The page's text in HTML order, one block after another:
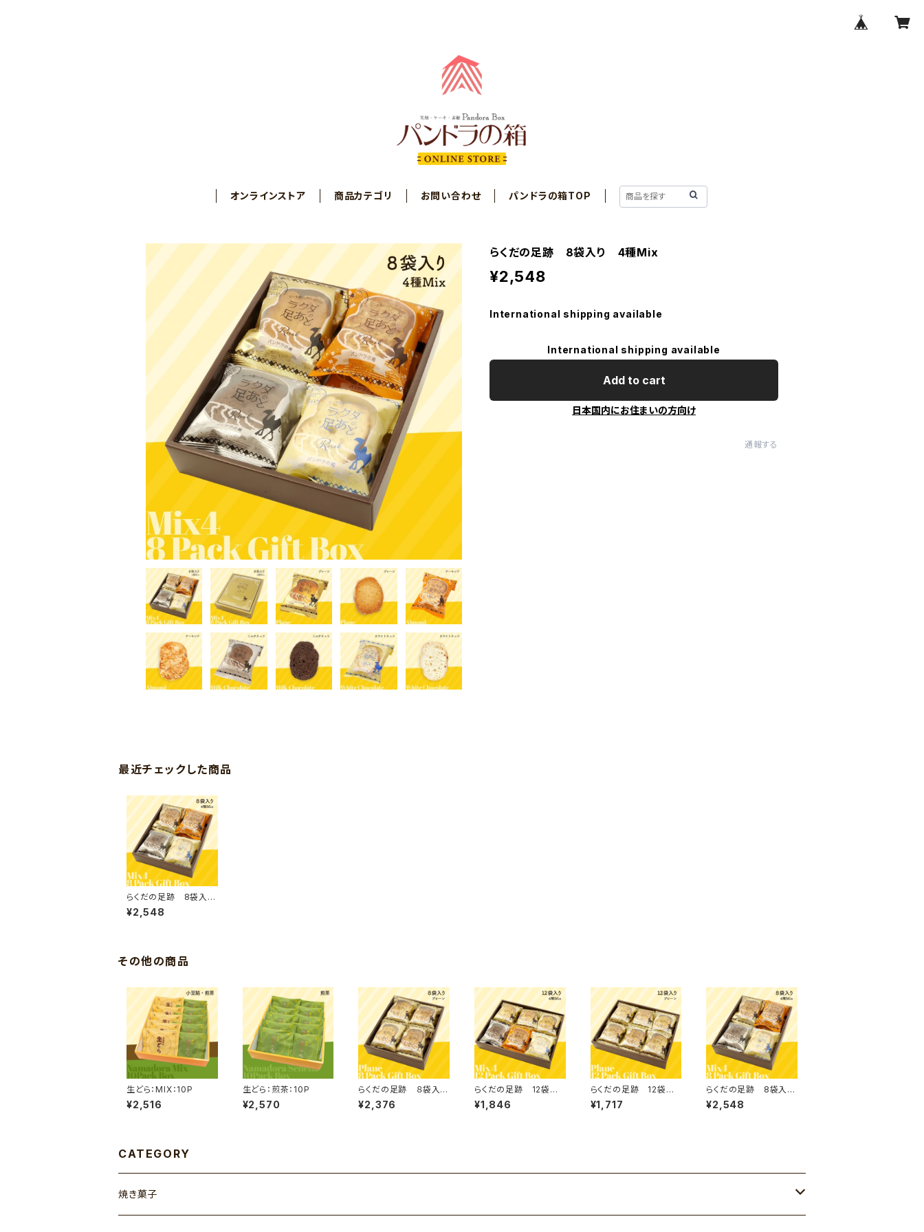
オンラインストア 商品カテゴリ お問い合わせ パンドラの箱TOP
らくだの足跡 8袋入り 4種Mix
¥2,548
International shipping available
International shipping available
Add to cart
日本国内にお住まいの方向け
通報する
最近チェックした商品
らくだの足跡 8袋入
り 4種Mix
¥2,548
その他の商品
生どら：MIX：10P
¥2,516
生どら：煎茶：10P
¥2,570
らくだの足跡 ８袋入
り ２箱セット
¥2,376
らくだの足跡 12袋入
り 4種Mix
¥1,846
らくだの足跡 12袋入
り プレーン
¥1,717
らくだの足跡 8袋入
り 4種Mix
¥2,548
CATEGORY
焼き菓子